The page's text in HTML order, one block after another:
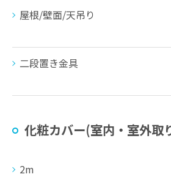
屋根/壁面/天吊り
二段置き金具
化粧カバー(室内・室外取
2m